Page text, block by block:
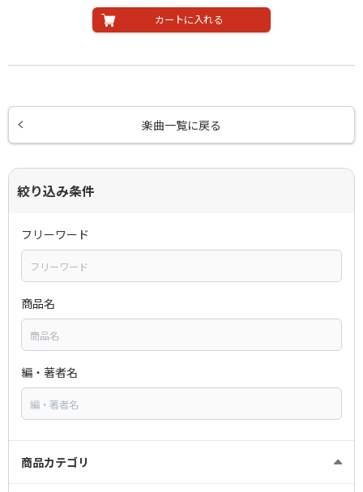
カートに入れる
楽曲一覧に戻る
絞り込み条件
フリーワード
商品名
編・著者名
商品カテゴリ